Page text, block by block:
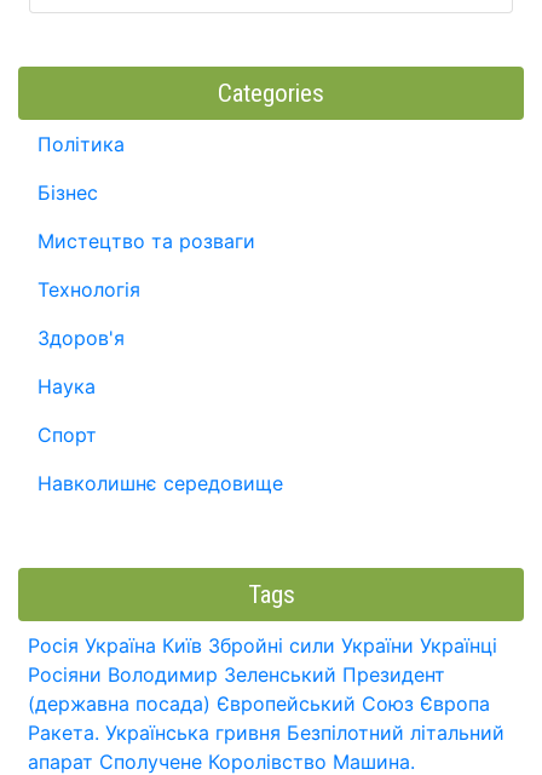
Categories
Політика
Бізнес
Мистецтво та розваги
Технологія
Здоров'я
Наука
Спорт
Навколишнє середовище
Tags
Росія Україна Київ Збройні сили України Українці
Росіяни Володимир Зеленський Президент
(державна посада) Європейський Союз Європа
Ракета. Українська гривня Безпілотний літальний
апарат Сполучене Королівство Машина.